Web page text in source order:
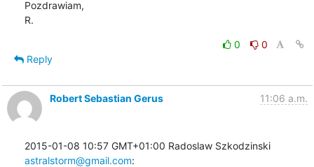
Pozdrawiam,
R.
0
0
Reply
Robert Sebastian Gerus 11:06 a.m.
2015-01-08 10:57 GMT+01:00 Radoslaw Szkodzinski
astralstorm@gmail.com: